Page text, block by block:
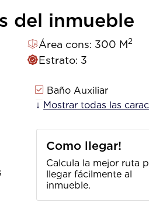
del inmueble
Área cons: 300 M2
Estrato: 3
Baño Auxiliar
Agua
↓ Mostrar todas las
Como llegar!
Calcula la mejor ruta
llegar fácilmente al
inmueble.